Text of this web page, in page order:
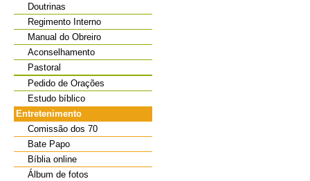
Doutrinas
Regimento Interno
Manual do Obreiro
Aconselhamento
Pastoral
Pedido de Orações
Estudo bíblico
Entretenimento
Comissão dos 70
Bate Papo
Bíblia online
Álbum de fotos